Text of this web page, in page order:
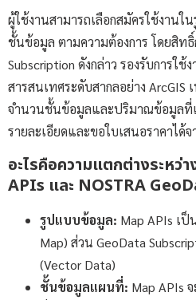
ผู้ใช้งานสามารถเลือกสมัครใช้งานใ
ชั้นข้อมูล ตามความต้องการ โดยสิท
Subscription ดังกล่าว รองรับการใ
สารสนเทศระดับสากลอย่าง
จำนวนชั้นข้อมูลและปริมาณข้อมูลที่
รายละเอียดและขอใบเสนอราคาได้
อะไรคือความแตกต่างระหว่
APIs และ NOSTRA
รูปแบบข้อมูล: Map APIs เ
Map) ส่วน GeoData
(Vector Data)
ชั้นข้อมูลแผนที่: Map APIs